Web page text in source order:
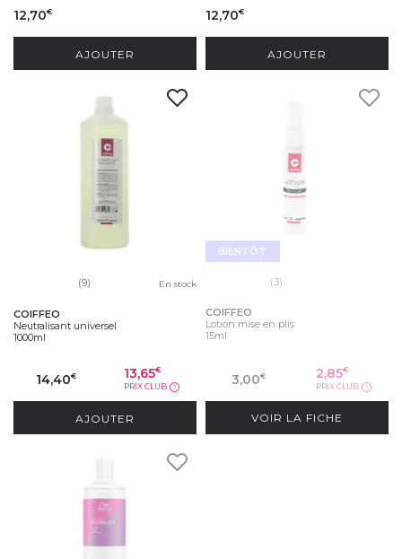
12,70€
AJOUTER
12,70€
AJOUTER
(9) En stock
COIFFEO
Neutralisant universel
1000ml
14,40€ 13,65€
PRIX CLUB ?
AJOUTER
BIENTÔT
(3)
COIFFEO
Lotion mise en plis
15ml
3,00€ 2,85€
PRIX CLUB ?
VOIR LA FICHE